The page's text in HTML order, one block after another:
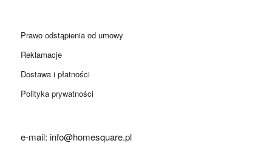
Prawo odstąpienia od umowy
Reklamacje
Dostawa i płatności
Polityka prywatności
e-mail: info@homesquare.pl